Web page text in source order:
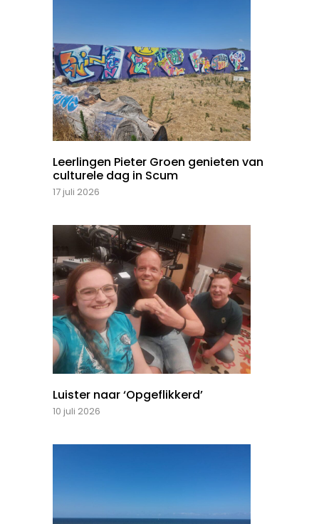
Leerlingen Pieter Groen genieten van
culturele dag in Scum
17 juli 2026
Luister naar ‘Opgeflikkerd’
10 juli 2026